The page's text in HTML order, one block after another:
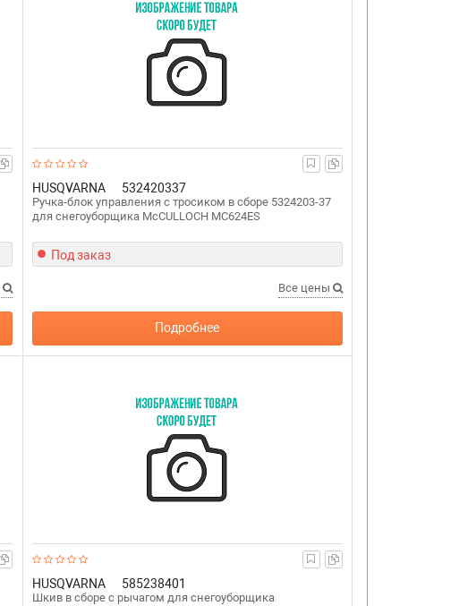
HUSQVARNA 532420337
Ручка-блок управления с тросиком в сборе 5324203-37
для снегоуборщика McCULLOCH MC624ES
Под заказ
Все цены
Подробнее
HUSQVARNA 585238401
Шкив в сборе с рычагом для снегоуборщика